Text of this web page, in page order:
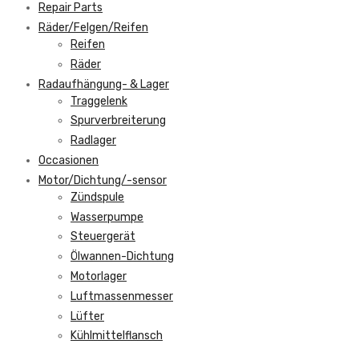
Repair Parts
Räder/Felgen/Reifen
Reifen
Räder
Radaufhängung- & Lager
Traggelenk
Spurverbreiterung
Radlager
Occasionen
Motor/Dichtung/-sensor
Zündspule
Wasserpumpe
Steuergerät
Ölwannen-Dichtung
Motorlager
Luftmassenmesser
Lüfter
Kühlmittelflansch